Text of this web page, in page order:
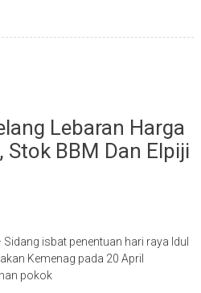
Lebaran Harga
BBM Dan Elpiji
isbat penentuan hari raya Idul
Kemenag pada 20 April
pokok